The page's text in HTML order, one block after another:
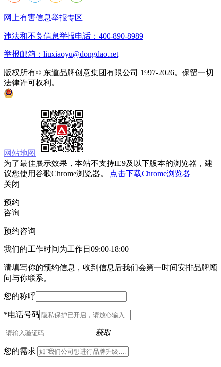
网上有害信息举报专区
违法和不良信息举报电话：400-890-8989
举报邮箱：liuxiaoyu@dongdao.net
版权所有© 东道品牌创意集团有限公司 1997-2026。保留一切
法律许可权利。
网站地图
为了最佳展示效果，本站不支持IE9及以下版本的浏览器，建
议您使用谷歌Chrome浏览器。
点击下载Chrome浏览器
关闭
预约
咨询
预约咨询
我们的工作时间为工作日09:00-18:00
请填写你的预约信息，收到信息后我们会第一时间安排品牌顾
问与你联系。
您的称呼
*电话号码
获取
您的需求